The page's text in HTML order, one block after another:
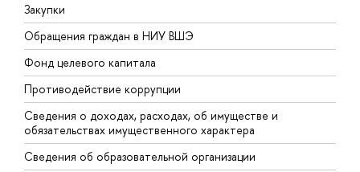
Закупки
Обращения граждан в НИУ ВШЭ
Фонд целевого капитала
Противодействие коррупции
Сведения о доходах, расходах, об имуществе и
обязательствах имущественного характера
Сведения об образовательной организации